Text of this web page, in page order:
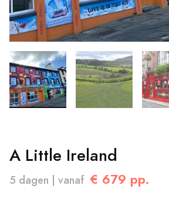
A Little Ireland
5 dagen | vanaf € 679 pp.